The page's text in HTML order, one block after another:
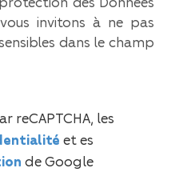
invitons à ne pas
dans le champ
reCAPTCHA, les
et es
de Google